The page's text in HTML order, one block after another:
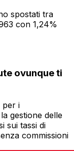
spostati tra
con 1,24%
ovunque ti
per i
gestione delle
sui tassi di
commissioni